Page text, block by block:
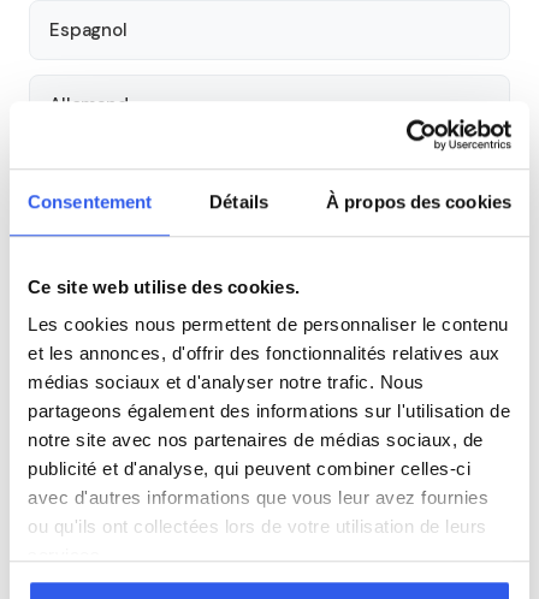
Consentement Détails À propos des cookies
Ce site web utilise des cookies.
Les cookies nous permettent de personnaliser le contenu
et les annonces, d'offrir des fonctionnalités relatives aux
médias sociaux et d'analyser notre trafic. Nous
partageons également des informations sur l'utilisation de
notre site avec nos partenaires de médias sociaux, de
publicité et d'analyse, qui peuvent combiner celles-ci
avec d'autres informations que vous leur avez fournies
ou qu'ils ont collectées lors de votre utilisation de leurs
Espagnol
Allemand
Seconde Première Terminale
Tous les cours particuliers à Nice
Découvrez l'ensemble de notre offre à Nice :Voir tous les
cours à Nice →
Autres lycées à proximité
Lycée du Parc Impérial